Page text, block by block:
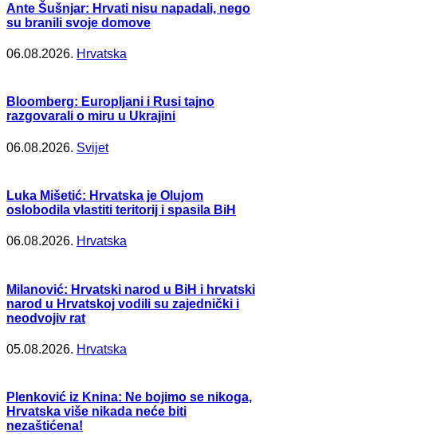
Ante Šušnjar: Hrvati nisu napadali, nego
su branili svoje domove
06.08.2026. Hrvatska
Bloomberg: Europljani i Rusi tajno
razgovarali o miru u Ukrajini
06.08.2026. Svijet
Luka Mišetić: Hrvatska je Olujom
oslobodila vlastiti teritorij i spasila BiH
06.08.2026. Hrvatska
Milanović: Hrvatski narod u BiH i hrvatski
narod u Hrvatskoj vodili su zajednički i
neodvojiv rat
05.08.2026. Hrvatska
Plenković iz Knina: Ne bojimo se nikoga,
Hrvatska više nikada neće biti
nezaštićena!